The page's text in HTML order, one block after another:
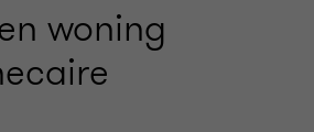
woning